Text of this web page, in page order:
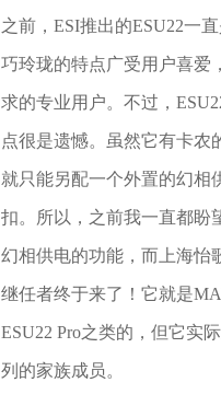
之前，ESI推出的ESU22一
巧玲珑的特点广受用户喜爱
求的专业用户。不过，
点很是遗憾。虽然它有卡农
就只能另配一个外置的幻相
扣。所以，之前我一直都盼
幻相供电的功能，而上海怡
继任者终于来了！它就是
ESU22 Pro之类的，但它实
列的家族成员。